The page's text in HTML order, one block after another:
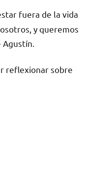
fuera de la vida
y queremos
reflexionar sobre